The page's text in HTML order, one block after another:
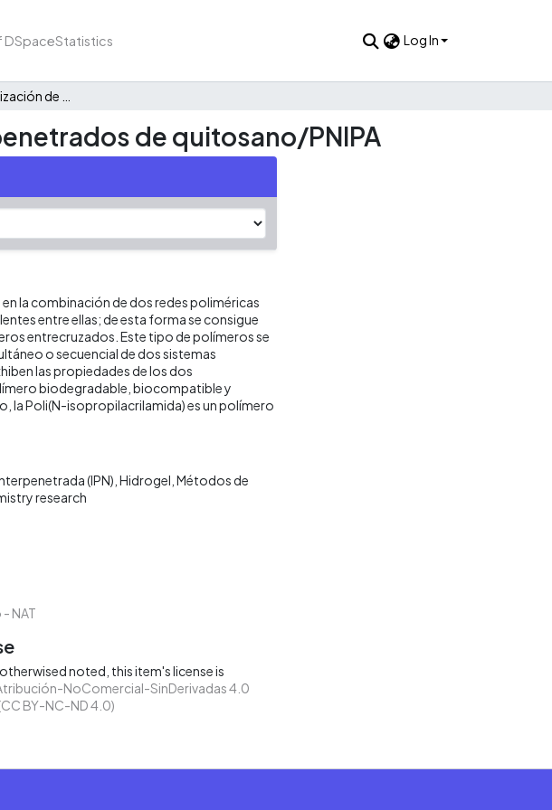
DSpaceStatistics Log In
de quitosano/PNIPA
la combinación de dos redes poliméricas
entre ellas; de esta forma se consigue
entrecruzados. Este tipo de polímeros se
o secuencial de dos sistemas
las propiedades de los dos
biodegradable, biocompatible y
la Poli(N-isopropilacrilamida) es un polímero
(IPN) Hidrogel Métodos de
research
NAT
noted, this item's license is
NoComercial-SinDerivadas 4.0
BY-NC-ND 4.0)